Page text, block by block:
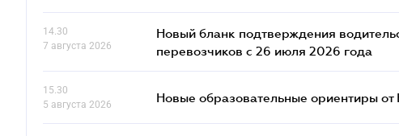
14.30
7 августа 2026
Новый бланк подтверждения
перевозчиков с 26 июля 2026 года
15.30
5 августа 2026
Новые образовательные ориентиры от